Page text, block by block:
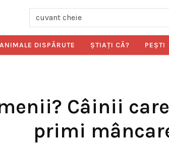
ANIMALE DISPĂRUTE ŞTIAŢI CĂ? PEŞTI
Câinii
primi